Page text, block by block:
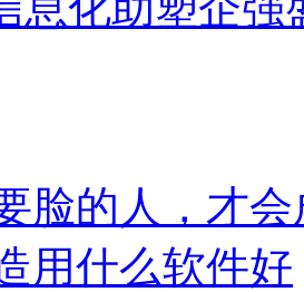
脸的人，才
用什么软件好